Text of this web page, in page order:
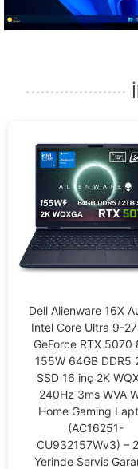
Dell Alienware 16X
Intel Core Ultra 9-
GeForce RTX 5070
155W 64GB DDR5
SSD 16 inç 2K
240Hz 3ms WVA
Home Gaming
(AC16251-
CU932157Wv3) – 2
Yerinde Servis